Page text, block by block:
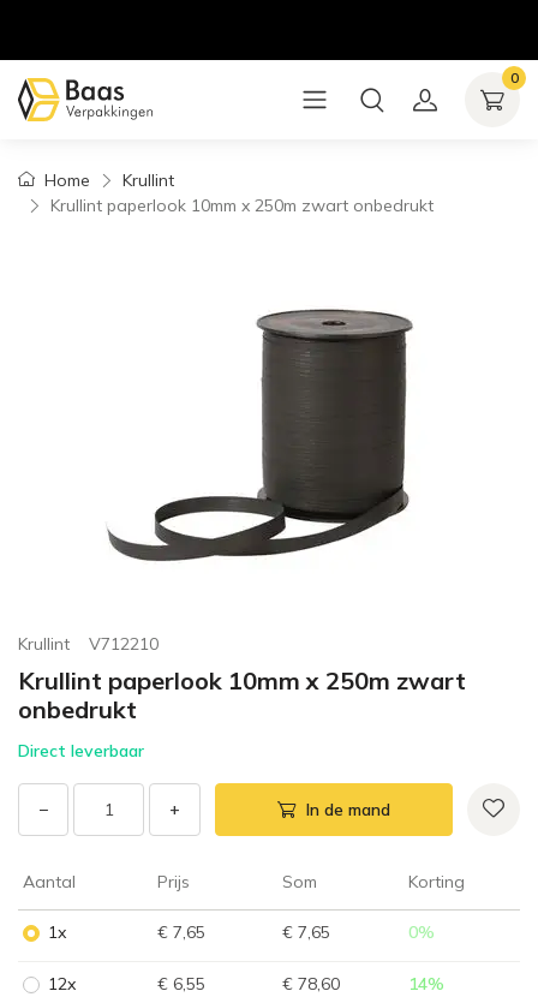
0
Home
Krullint
Krullint paperlook 10mm x 250m zwart onbedrukt
Krullint V712210
Krullint paperlook 10mm x 250m zwart
onbedrukt
Direct leverbaar
− + In de mand
Aantal Prijs Som Korting
1x € 7,65 € 7,65 0%
12x € 6,55 € 78,60 14%